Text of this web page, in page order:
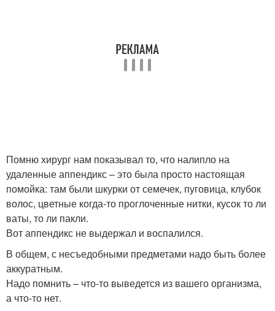
Помню хирург нам показывал то, что налипло на
удаленные аппендикс – это была просто настоящая
помойка: там были шкурки от семечек, пуговица, клубок
волос, цветные когда-то проглоченные нитки, кусок то ли
ваты, то ли пакли.
Вот аппендикс не выдержал и воспалился.
В общем, с несъедобными предметами надо быть более
аккуратным.
Надо помнить – что-то выведется из вашего организма,
а что-то нет.